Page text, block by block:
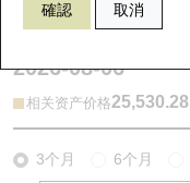
確認 取消
2026-08-06
相关资产价格25,530.28
3个月 6个月
认股证到期结算价查找
认股证分析仪
正股牛熊证列表
新发行瑞银牛熊证
资金流
街货统计
国指成份股
科指成份股
认股证投资者教育
牛熊证投资者教育